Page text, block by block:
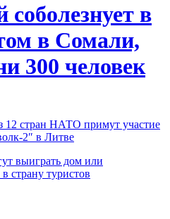
в
в Сомали,
300 человек
12 стран НАТО примут участие
2″ в Литве
выиграть дом или
страну туристов